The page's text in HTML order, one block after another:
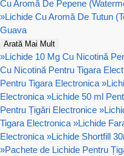
Cu Aromă De Pepene
»Lichide Cu Aromă De Tutun
Guava
Arată Mai Mult
»Lichide 10 Mg Cu Nicotină
Cu Nicotină Pentru Tigara
Pentru Tigara Electronica »
Electronica »Lichide 50 ml
Pentru Țigări Electronice »
Tigara Electronica »Lichide
Electronica »Lichide Shortfill
»Pachete de Lichide Pentru